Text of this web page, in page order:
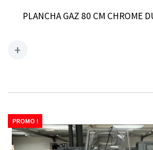
PLANCHA GAZ 80 CM CHROME
PROMO !